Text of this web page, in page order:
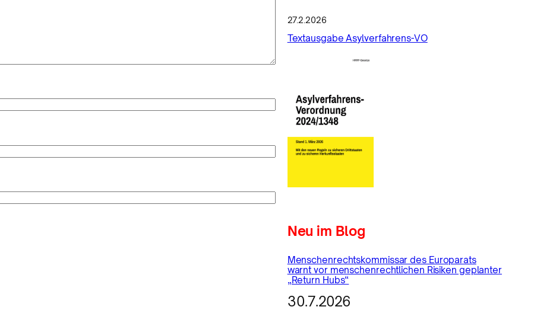
27.2.2026
Textausgabe Asylverfahrens-VO
Neu im Blog
Menschenrechtskommissar des Europarats
warnt vor menschenrechtlichen Risiken geplanter
„Return Hubs“
30.7.2026